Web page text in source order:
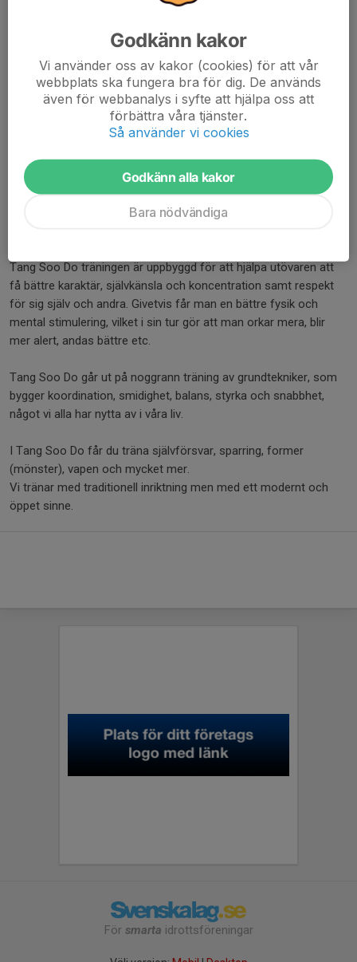
slag eller försvar och ordet Do som betyder väg eller
livsstil. Tang Soo Do skrivs med samma kinesiska tecken som
Karatedo, som ursprungligen uttalades TangTe Do (Te = hand)
men som så småningom fick komma att uttalas KaraTe Do
(Kara=tom på japanska) då man inte ville lyfta fram det kinesiska
ursprunget.
Som traditionell stil tränas Tang Soo Do som en kampkonst, inte
som en kampsport. Därför är träningen inte inriktad på att skapa
några få duktiga tävlingsmänniskor utan medlemmar, som alla
utvecklas och lär känna sin egen kropp och själ. Sparring utövas
endast för att förbättra tekniker.
Tang Soo Do träningen är uppbyggd för att hjälpa utövaren att
få bättre karaktär, självkänsla och koncentration samt respekt
för sig själv och andra. Givetvis får man en bättre fysik och
mental stimulering, vilket i sin tur gör att man orkar mera, blir
mer alert, andas bättre etc.
Tang Soo Do går ut på noggrann träning av grundtekniker, som
bygger koordination, smidighet, balans, styrka och snabbhet,
något vi alla har nytta av i våra liv.
I Tang Soo Do får du träna självförsvar, sparring, former
(mönster), vapen och mycket mer.
Vi tränar med traditionell inriktning men med ett modernt och
öppet sinne.
För smarta idrottsföreningar
Godkänn kakor
Vi använder oss av kakor (cookies) för att vår
webbplats ska fungera bra för dig. De används
även för webbanalys i syfte att hjälpa oss att
förbättra våra tjänster.
Så använder vi cookies
Godkänn alla kakor
Bara nödvändiga